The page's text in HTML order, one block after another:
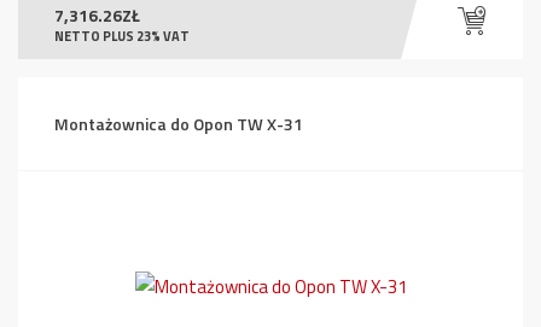
7,316.26ZŁ
NETTO PLUS 23% VAT
Montażownica do Opon TW X-31